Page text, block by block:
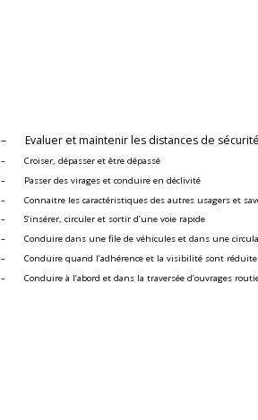
– Eva­luer et main­te­nir les dis­tances de
– Croi­ser, dé­pas­ser et être dé­passé
– Pas­ser des vi­rages et conduire en dé­cli­vité
– Connaitre les ca­rac­té­ris­tiques des autres usa­gers et
– S’in­sé­rer, cir­cu­ler et sor­tir d’une voie ra­pide
– Conduire dans une file de vé­hi­cules et dans une
– Conduire quand l’adhé­rence et la vi­si­bi­lité sont
– Conduire à l’abord et dans la tra­ver­sée d’ou­vrages